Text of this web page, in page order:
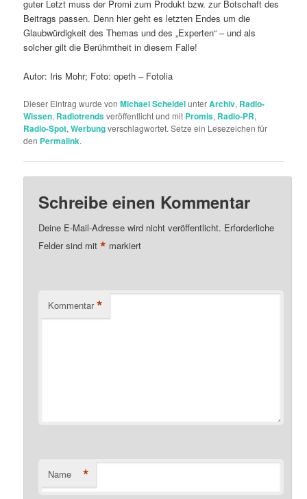
guter Letzt muss der Promi zum Produkt bzw. zur Botschaft des
Beitrags passen. Denn hier geht es letzten Endes um die
Glaubwürdigkeit des Themas und des „Experten“ – und als
solcher gilt die Berühmtheit in diesem Falle!
Autor: Iris Mohr; Foto: opeth – Fotolia
Dieser Eintrag wurde vonMichael ScheidelunterArchiv, Radio-
Wissen, Radiotrendsveröffentlicht und mit Promis, Radio-PR,
Radio-Spot,Werbungverschlagwortet. Setze ein Lesezeichen für
den Permalink.
Schreibe einen Kommentar
Deine E-Mail-Adresse wird nicht veröffentlicht. Erforderliche
Felder sind mit* markiert
Kommentar *
Name *